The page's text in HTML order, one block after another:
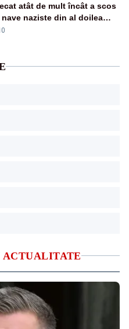
ACTUALITATE
atât de mult încât a scos
naziste din al doilea